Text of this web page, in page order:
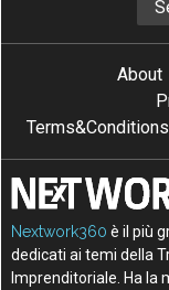
About
Nextwork360 è il più
dedicati ai temi della
Imprenditoriale. Ha la